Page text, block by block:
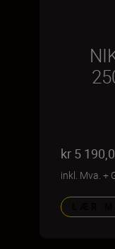
kr 5
inkl. Mva. +